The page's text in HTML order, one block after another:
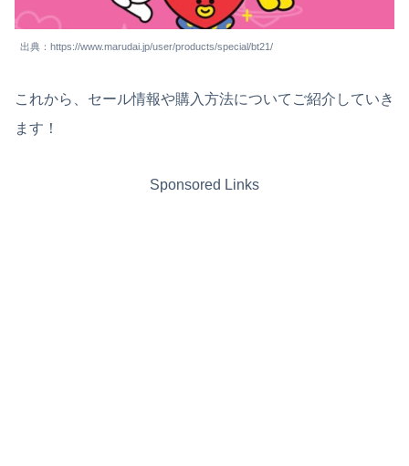
出典：https://www.marudai.jp/user/products/special/bt21/
これから、セール情報や購入方法についてご紹介していき
ます！
Sponsored Links